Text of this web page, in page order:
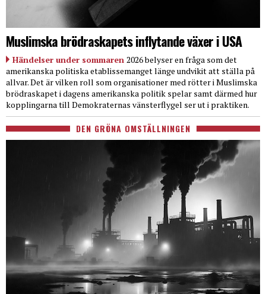
Muslimska brödraskapets inflytande växer i USA
Händelser under sommaren 2026 belyser en fråga som det
amerikanska politiska etablissemanget länge undvikit att ställa på
allvar. Det är vilken roll som organisationer med rötter i Muslimska
brödraskapet i dagens amerikanska politik spelar samt därmed hur
kopplingarna till Demokraternas vänsterflygel ser ut i praktiken.
DEN GRÖNA OMSTÄLLNINGEN